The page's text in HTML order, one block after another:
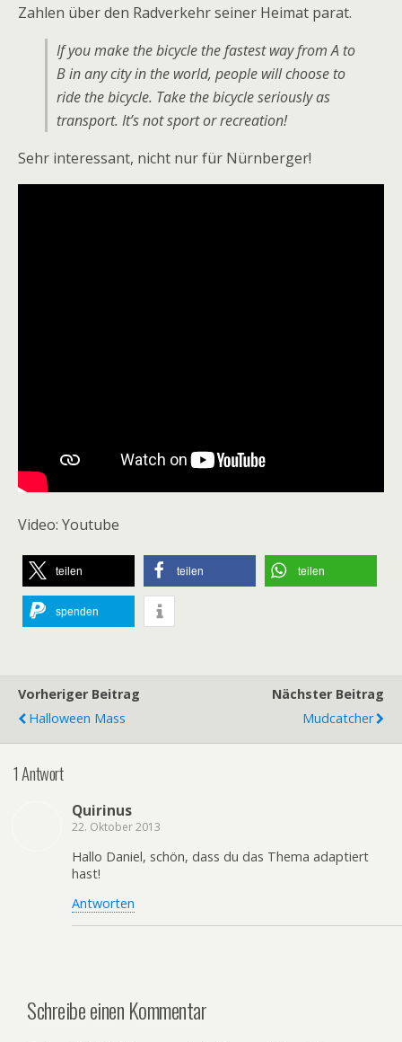
Zahlen über den Radverkehr seiner Heimat parat.
If you make the bicycle the fastest way from A to
B in any city in the world, people will choose to
ride the bicycle. Take the bicycle seriously as
transport. It’s not sport or recreation!
Sehr interessant, nicht nur für Nürnberger!
Video: Youtube
teilen teilen teilen
spenden
Vorheriger Beitrag
Halloween Mass
Nächster Beitrag
Mudcatcher
1 Antwort
Quirinus
22. Oktober 2013
Hallo Daniel, schön, dass du das Thema adaptiert
hast!
Antworten
Schreibe einen Kommentar